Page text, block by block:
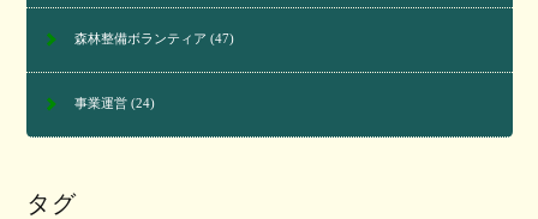
森林整備ボランティア (47)
事業運営(24)
タグ